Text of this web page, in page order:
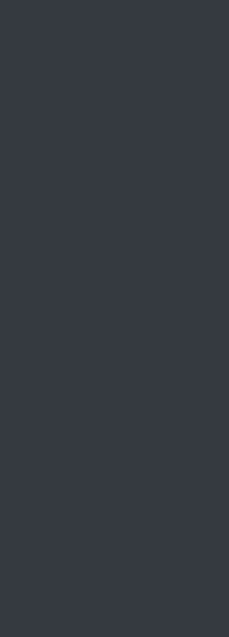
пунктов
и адреса.
осмотра.
и адреса.
осмотра.
пунктов
и адреса.
осмотра.
пунктов
осмотра.
пунктов
и адреса.
осмотра.